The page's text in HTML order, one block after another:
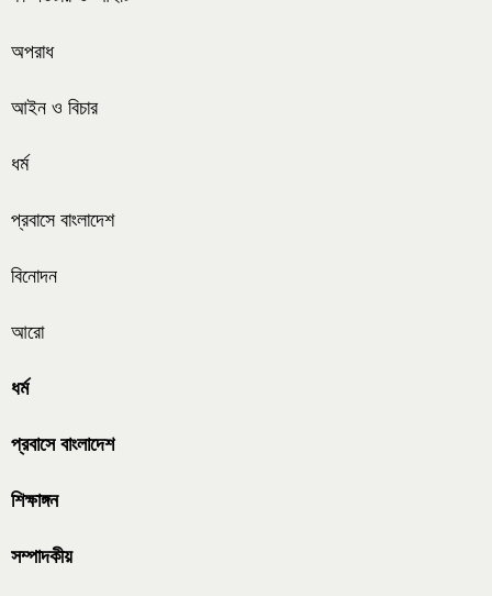
অপরাধ
আইন ও বিচার
ধর্ম
প্রবাসে বাংলাদেশ
বিনোদন
আরো
ধর্ম
প্রবাসে বাংলাদেশ
শিক্ষাঙ্গন
সম্পাদকীয়